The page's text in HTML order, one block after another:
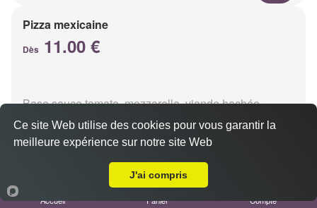
Pizza mexicaine
Dès 11.00 €
Base sauce tomate, mozzarella, viande hachée,
chorizo, champignons
Pizza americaine
Accueil Panier Compte
Ce site Web utilise des cookies pour vous garantir la
meilleure expérience sur notre site Web
J'ai compris